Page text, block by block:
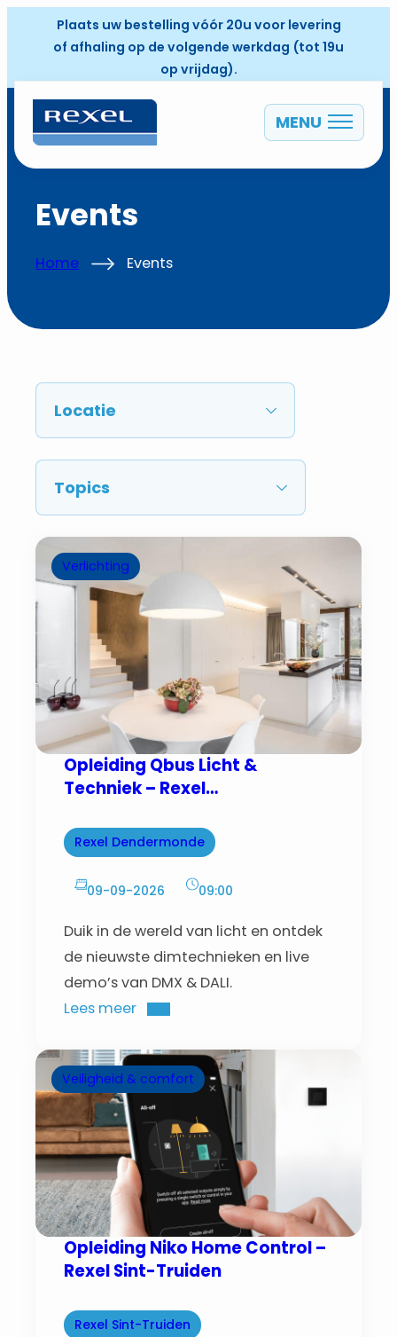
Plaats uw bestelling vóór 20u voor levering
of afhaling op de volgende werkdag (tot 19u
op vrijdag).
NL
MENU
Events
Home Events
Verlichting
Opleiding Qbus Licht &
Techniek – Rexel
Rexel Dendermonde
09-09-2026 09:00
Duik in de wereld van licht en ontdek
de nieuwste dimtechnieken en live
demo’s van DMX & DALI.
Lees meer
Veiligheid & comfort
Opleiding Niko Home Control –
Rexel Sint-Truiden
Rexel Sint-Truiden